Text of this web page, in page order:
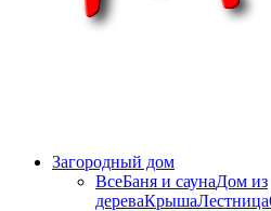
Загородный дом
ВсеБаня и саунаДом из
дереваКрышаЛестница